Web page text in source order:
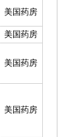
美国药房
美国药房
美国药房
美国药房